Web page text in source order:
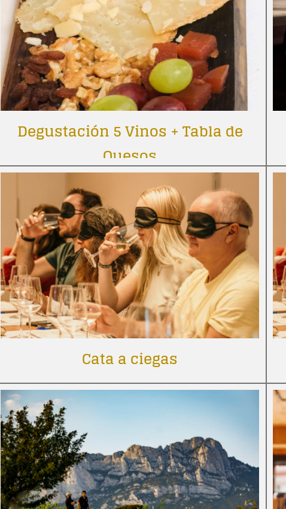
Degustación 5 Vinos + Tabla de
Quesos
Cata a ciegas